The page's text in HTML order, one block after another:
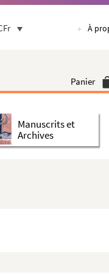
À
Panier
Manuscrits et
Archives